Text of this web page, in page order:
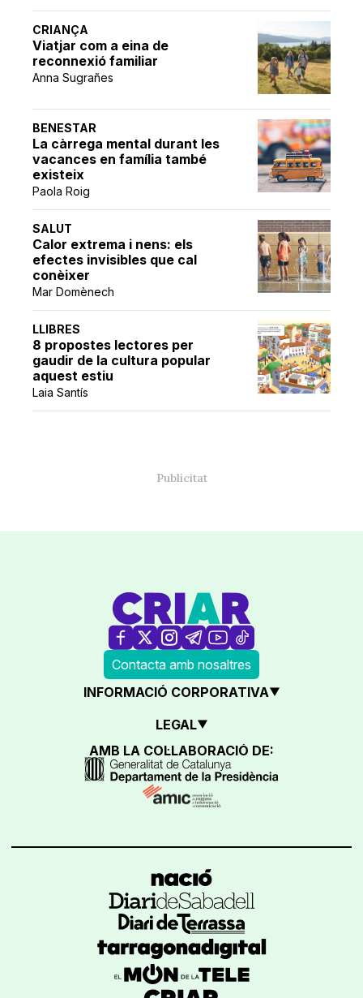
CRIANÇA
Viatjar com a eina de
reconnexió familiar
Anna Sugrañes
BENESTAR
La càrrega mental durant les
vacances en família també
existeix
Paola Roig
SALUT
Calor extrema i nens: els
efectes invisibles que cal
conèixer
Mar Domènech
LLIBRES
8 propostes lectores per
gaudir de la cultura popular
aquest estiu
Laia Santís
Contacta amb nosaltres
INFORMACIÓ CORPORATIVA
LEGAL
AMB LA COL·LABORACIÓ DE: